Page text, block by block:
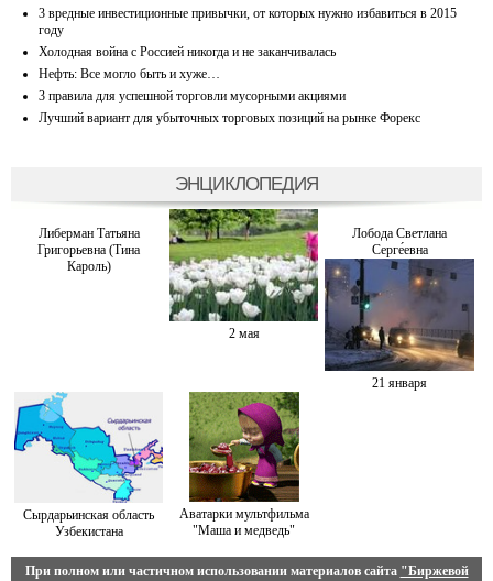
3 вредные инвестиционные привычки, от которых нужно избавиться в 2015
году
Холодная война с Россией никогда и не заканчивалась
Нефть: Все могло быть и хуже…
3 правила для успешной торговли мусорными акциями
Лучший вариант для убыточных торговых позиций на рынке Форекс
ЭНЦИКЛОПЕДИЯ
Либерман Татьяна
Григорьевна (Тина
Кароль)
2 мая
Лобода Светлана
Серге́евна
21 января
Сырдарьинская область
Узбекистана
Аватарки мультфильма
"Маша и медведь"
При полном или частичном использовании материалов сайта "Биржевой